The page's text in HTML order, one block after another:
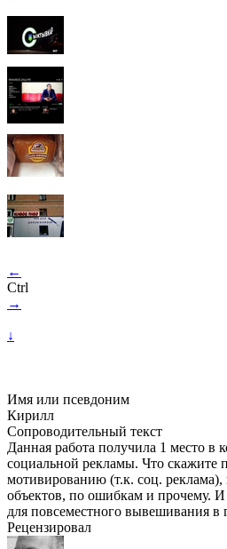
←
Ctrl
→
↓
Имя или псевдоним
Кирилл
Сопроводительный текст
Данная работа получила 1 место в
социальной рекламы. Что скажите
мотивированию (т.к. соц.
объектов, по ошибкам и прочему. И
для повсеместного вывешивания в
Рецензировал